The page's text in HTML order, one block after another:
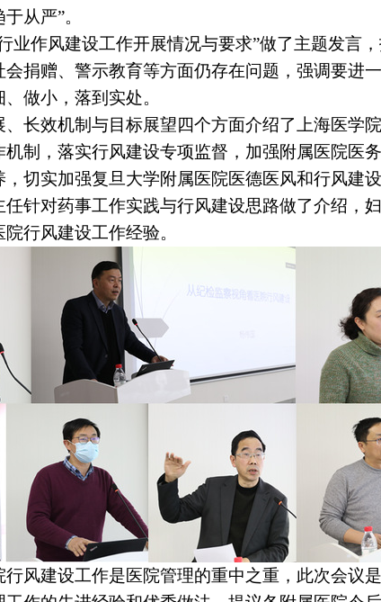
从严”。
业作风建设工作开展情况与要求”做了主题发言
捐赠、警示教育等方面仍存在问题，强调要进
做小，落到实处。
长效机制与目标展望四个方面介绍了上海医学
制，落实行风建设专项监督，加强附属医院医
切实加强复旦大学附属医院医德医风和行风建设
针对药事工作实践与行风建设思路做了介绍，
行风建设工作经验。
风建设工作是医院管理的重中之重，此次会议